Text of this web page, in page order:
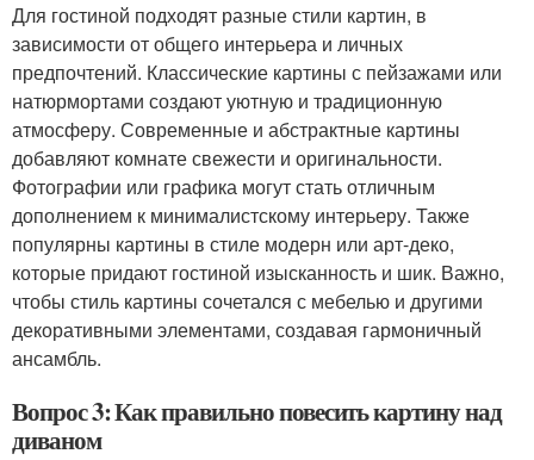
Для гостиной подходят разные стили картин, в
зависимости от общего интерьера и личных
предпочтений. Классические картины с пейзажами или
натюрмортами создают уютную и традиционную
атмосферу. Современные и абстрактные картины
добавляют комнате свежести и оригинальности.
Фотографии или графика могут стать отличным
дополнением к минималистскому интерьеру. Также
популярны картины в стиле модерн или арт-деко,
которые придают гостиной изысканность и шик. Важно,
чтобы стиль картины сочетался с мебелью и другими
декоративными элементами, создавая гармоничный
ансамбль.
Вопрос 3: Как правильно повесить картину над
диваном